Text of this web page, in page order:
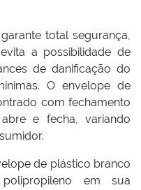
total segurança,
a possibilidade de
de danificação do
O envelope de
com fechamento
e fecha, variando
de plástico branco
em sua